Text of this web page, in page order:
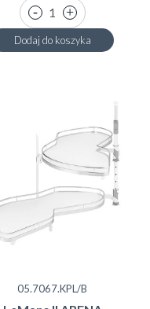
Dodaj do koszyka
05.7067.KPL/B